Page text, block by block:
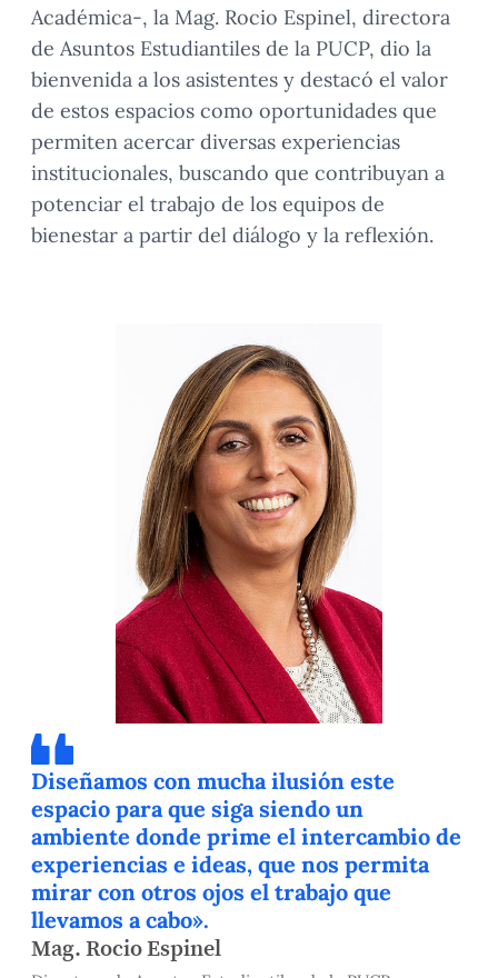
Académica-, la Mag. Rocio Espinel, directora
de Asuntos Estudiantiles de la PUCP, dio la
bienvenida a los asistentes y destacó el valor
de estos espacios como oportunidades que
permiten acercar diversas experiencias
institucionales, buscando que contribuyan a
potenciar el trabajo de los equipos de
bienestar a partir del diálogo y la reflexión.
Diseñamos con mucha ilusión este
espacio para que siga siendo un
ambiente donde prime el intercambio de
experiencias e ideas, que nos permita
mirar con otros ojos el trabajo que
llevamos a cabo».
Mag. Rocio Espinel